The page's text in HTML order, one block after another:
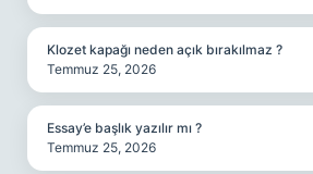
Klozet kapağı neden açık bırakılmaz ?
Temmuz 25, 2026
Essay’e başlık yazılır mı ?
Temmuz 25, 2026